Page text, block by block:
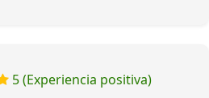
5 (Experiencia positiva)